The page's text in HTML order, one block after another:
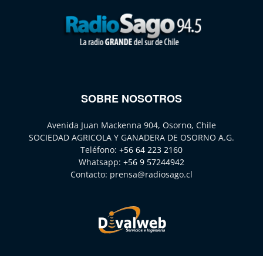
SOBRE NOSOTROS
Avenida Juan Mackenna 904, Osorno, Chile
SOCIEDAD AGRICOLA Y GANADERA DE OSORNO A.G.
Teléfono: +56 64 223 2160
Whatsapp: +56 9 57244942
Contacto: prensa@radiosago.cl